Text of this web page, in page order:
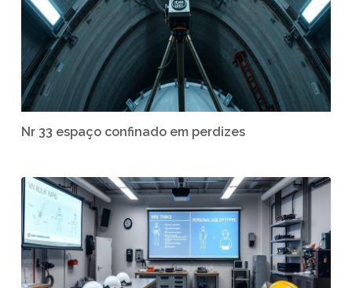
Nr 33 espaço confinado em perdizes